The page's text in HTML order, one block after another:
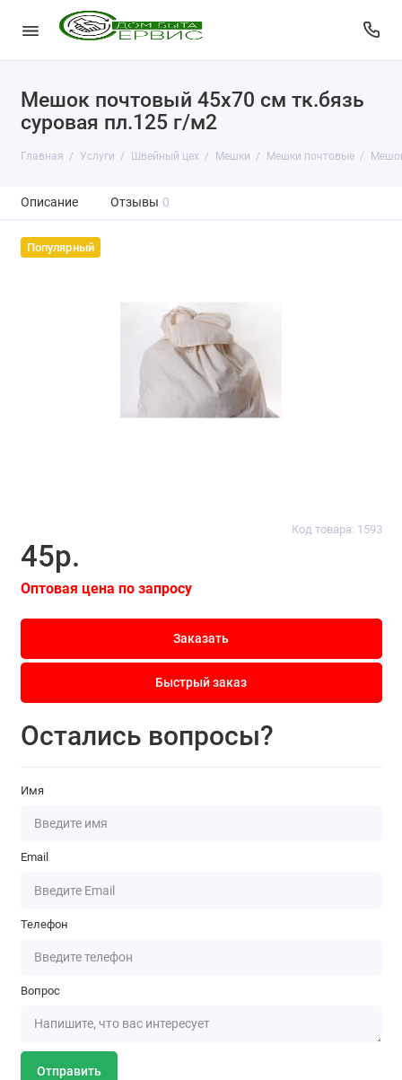
Мешок почтовый 45x70 см тк.бязь
суровая пл.125 г/м2
Главная Услуги Швейный цех Мешки Мешки почтовые
Описание Отзывы 0
Популярный
Код товара: 1593
45р.
Оптовая цена по запросу
Заказать
Быстрый заказ
Остались вопросы?
Имя
Email
Телефон
Вопрос
Отправить